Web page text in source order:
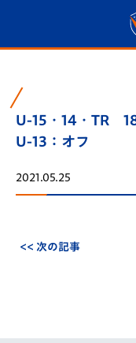
U-15・14・TR
U-13：オフ
2021.05.25
<< 次の記事